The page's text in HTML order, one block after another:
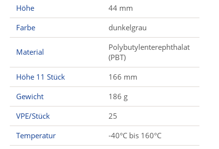
Höhe
44 mm
Farbe
dunkelgrau
Material
Polybutylenterephthalat
(PBT)
Höhe 11 Stück
166 mm
Gewicht
186 g
VPE/Stück
25
Temperatur
-40°C bis 160°C